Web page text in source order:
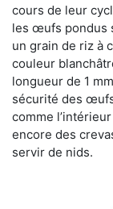
cours de leur
les œufs pondus
un grain de riz à
couleur
longueur de 1
sécurité des
comme
encore des
servir de nids.